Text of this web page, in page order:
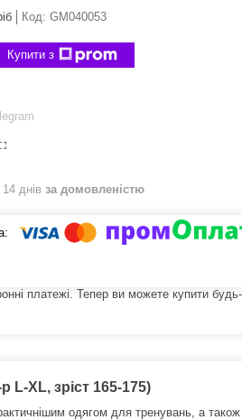
Код: GM040053
Купити з
днів за домовленістю
платежі. Тепер ви можете купити
L-XL, зріст 165-175)
одягом для тренувань, а